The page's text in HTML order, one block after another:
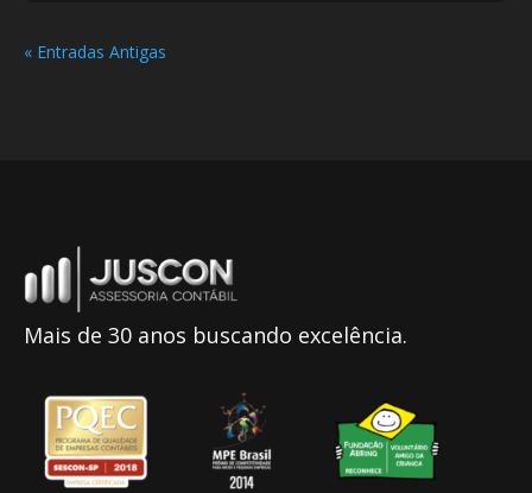
« Entradas Antigas
Mais de 30 anos buscando excelência.